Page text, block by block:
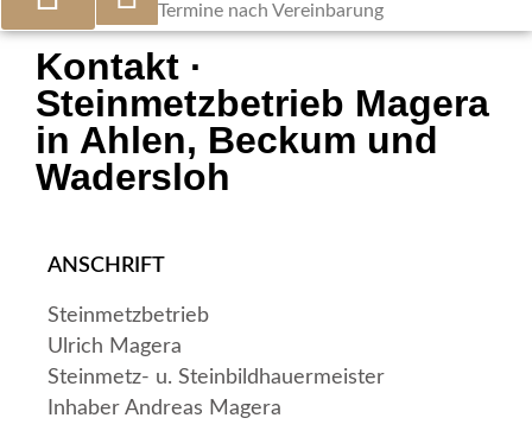
Termine nach Vereinbarung
Kontakt ·
Steinmetzbetrieb Magera
in Ahlen, Beckum und
Wadersloh
ANSCHRIFT
Steinmetzbetrieb
Ulrich Magera
Steinmetz- u. Steinbildhauermeister
Inhaber Andreas Magera